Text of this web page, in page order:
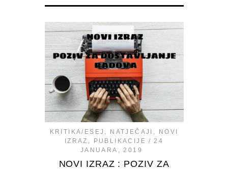
KRITIKA/ESEJ , NATJEČAJI ,
NOVI
IZRAZ , PUBLIKACIJE
24
JANUARA, 2019
NOVI IZRAZ : POZIV ZA